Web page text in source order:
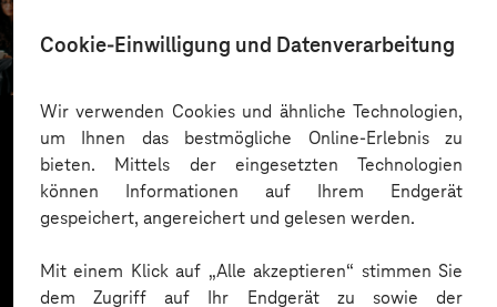
Cookie-Einwilligung und Datenverarbeitung
Wir verwenden Cookies und ähnliche Technologien,
um Ihnen das bestmögliche Online-Erlebnis zu
bieten. Mittels der eingesetzten Technologien
können Informationen auf Ihrem Endgerät
gespeichert, angereichert und gelesen werden.
Mit einem Klick auf „Alle akzeptieren“ stimmen Sie
dem Zugriff auf Ihr Endgerät zu sowie der
Gut informiert dank mobiler App
Mehr laden